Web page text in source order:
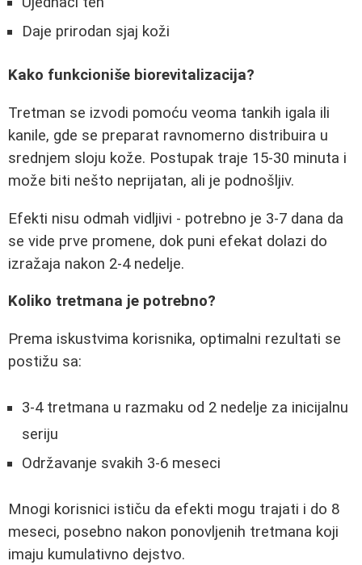
Daje prirodan sjaj koži
Kako funkcioniše biorevitalizacija?
Tretman se izvodi pomoću veoma tankih igala ili
kanile, gde se preparat ravnomerno distribuira u
srednjem sloju kože. Postupak traje 15-30 minuta i
može biti nešto neprijatan, ali je podnošljiv.
Efekti nisu odmah vidljivi - potrebno je 3-7 dana da
se vide prve promene, dok puni efekat dolazi do
izražaja nakon 2-4 nedelje.
Koliko tretmana je potrebno?
Prema iskustvima korisnika, optimalni rezultati se
postižu sa:
3-4 tretmana u razmaku od 2 nedelje za inicijalnu
seriju
Održavanje svakih 3-6 meseci
Mnogi korisnici ističu da efekti mogu trajati i do 8
meseci, posebno nakon ponovljenih tretmana koji
imaju kumulativno dejstvo.